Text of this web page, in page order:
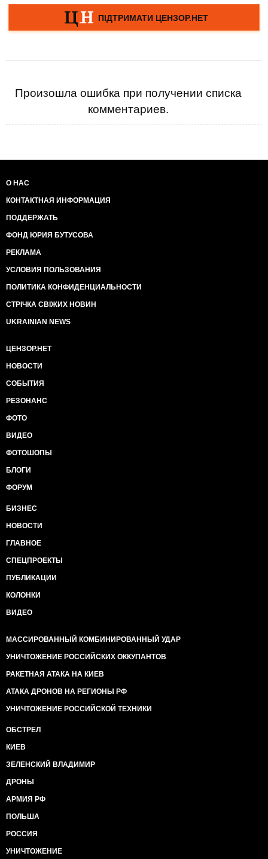
Произошла ошибка при получении списка
комментариев.
О НАС
КОНТАКТНАЯ ИНФОРМАЦИЯ
ПОДДЕРЖАТЬ
ФОНД ЮРИЯ БУТУСОВА
РЕКЛАМА
УСЛОВИЯ ПОЛЬЗОВАНИЯ
ПОЛИТИКА КОНФИДЕНЦИАЛЬНОСТИ
СТРІЧКА СВІЖИХ НОВИН
UKRAINIAN NEWS
ЦЕНЗОР.НЕТ
НОВОСТИ
СОБЫТИЯ
РЕЗОНАНС
ФОТО
ВИДЕО
ФОТОШОПЫ
БЛОГИ
ФОРУМ
БИЗНЕС
НОВОСТИ
ГЛАВНОЕ
СПЕЦПРОЕКТЫ
ПУБЛИКАЦИИ
КОЛОНКИ
ВИДЕО
МАССИРОВАННЫЙ КОМБИНИРОВАННЫЙ УДАР
УНИЧТОЖЕНИЕ РОССИЙСКИХ ОККУПАНТОВ
РАКЕТНАЯ АТАКА НА КИЕВ
АТАКА ДРОНОВ НА РЕГИОНЫ РФ
УНИЧТОЖЕНИЕ РОССИЙСКОЙ ТЕХНИКИ
ОБСТРЕЛ
КИЕВ
ЗЕЛЕНСКИЙ ВЛАДИМИР
ДРОНЫ
АРМИЯ РФ
ПОЛЬША
РОССИЯ
УНИЧТОЖЕНИЕ